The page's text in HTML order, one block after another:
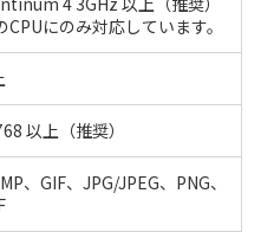
にのみ対応しています。
以上（推奨）
、GIF、JPG/JPEG、PNG、